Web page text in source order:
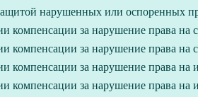
нарушенных или оспоренных
компенсации за нарушение права на
компенсации за нарушение права на
компенсации за нарушение права на
компенсации за нарушение права на